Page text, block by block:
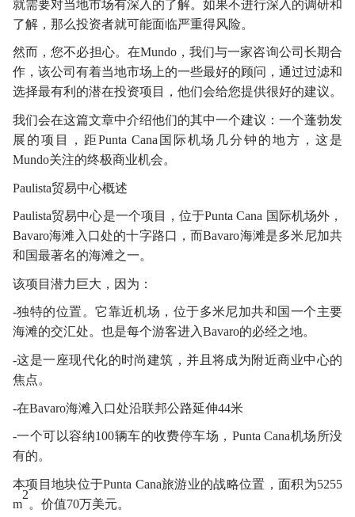
就需要对当地市场有深入的了解。如果不进行深入的调研和
了解，那么投资者就可能面临严重得风险。
然而，您不必担心。在Mundo，我们与一家咨询公司长期合
作，该公司有着当地市场上的一些最好的顾问，通过过滤和
选择最有利的潜在投资项目，他们会给您提供很好的建议。
我们会在这篇文章中介绍他们的其中一个建议：一个蓬勃发
展的项目，距Punta Cana国际机场几分钟的地方，这是
Mundo关注的终极商业机会。
Paulista贸易中心概述
Paulista贸易中心是一个项目，位于Punta Cana 国际机场外，
Bavaro海滩入口处的十字路口，而Bavaro海滩是多米尼加共
和国最著名的海滩之一。
该项目潜力巨大，因为：
-独特的位置。它靠近机场，位于多米尼加共和国一个主要
海滩的交汇处。也是每个游客进入Bavaro的必经之地。
-这是一座现代化的时尚建筑，并且将成为附近商业中心的
焦点。
-在Bavaro海滩入口处沿联邦公路延伸44米
-一个可以容纳100辆车的收费停车场，Punta Cana机场所没
有的。
本项目地块位于Punta Cana旅游业的战略位置，面积为5255
m
2
。价值70万美元。